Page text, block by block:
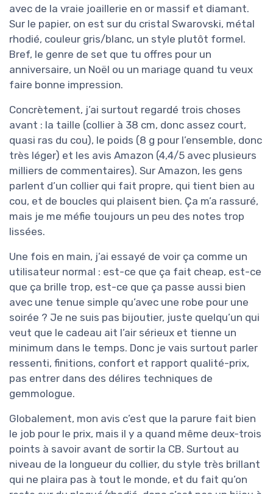
avec de la vraie joaillerie en or massif et diamant.
Sur le papier, on est sur du cristal Swarovski, métal
rhodié, couleur gris/blanc, un style plutôt formel.
Bref, le genre de set que tu offres pour un
anniversaire, un Noël ou un mariage quand tu veux
faire bonne impression.
Concrètement, j’ai surtout regardé trois choses
avant : la taille (collier à 38 cm, donc assez court,
quasi ras du cou), le poids (8 g pour l’ensemble, donc
très léger) et les avis Amazon (4,4/5 avec plusieurs
milliers de commentaires). Sur Amazon, les gens
parlent d’un collier qui fait propre, qui tient bien au
cou, et de boucles qui plaisent bien. Ça m’a rassuré,
mais je me méfie toujours un peu des notes trop
lissées.
Une fois en main, j’ai essayé de voir ça comme un
utilisateur normal : est-ce que ça fait cheap, est-ce
que ça brille trop, est-ce que ça passe aussi bien
avec une tenue simple qu’avec une robe pour une
soirée ? Je ne suis pas bijoutier, juste quelqu’un qui
veut que le cadeau ait l’air sérieux et tienne un
minimum dans le temps. Donc je vais surtout parler
ressenti, finitions, confort et rapport qualité-prix,
pas entrer dans des délires techniques de
gemmologue.
Globalement, mon avis c’est que la parure fait bien
le job pour le prix, mais il y a quand même deux-trois
points à savoir avant de sortir la CB. Surtout au
niveau de la longueur du collier, du style très brillant
qui ne plaira pas à tout le monde, et du fait qu’on